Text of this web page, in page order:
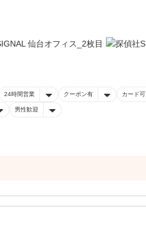
24時間営業 クーポン有 カード可
男性歓迎